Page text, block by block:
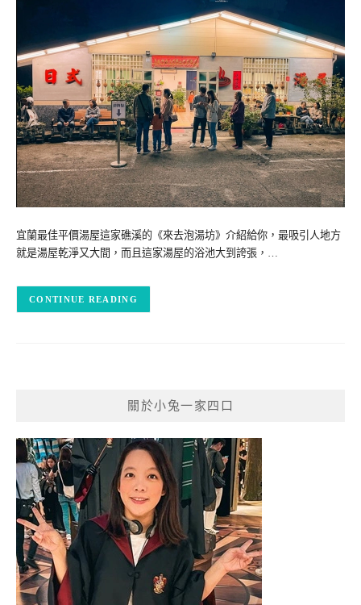
宜蘭最佳平價湯屋這家礁溪的《來去泡湯坊》介紹給你，最吸引人地方
就是湯屋乾淨又大間，而且這家湯屋的浴池大到誇張，…
CONTINUE READING
關於小兔一家四口